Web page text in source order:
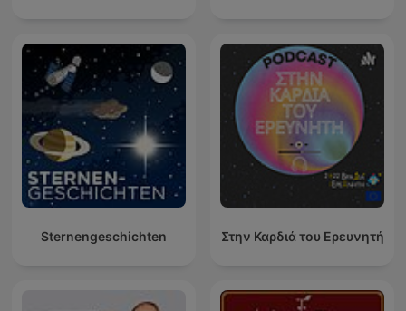
Sternengeschichten Στην Καρδιά του Ερευνητή